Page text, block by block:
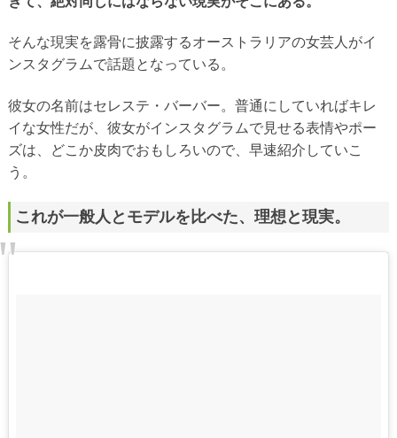
そんな現実を露骨に披露するオーストラリアの女芸人がイ
ンスタグラムで話題となっている。
彼女の名前はセレステ・バーバー。普通にしていればキレ
イな女性だが、彼女がインスタグラムで見せる表情やポー
ズは、どこか皮肉でおもしろいので、早速紹介していこ
う。
これが一般人とモデルを比べた、理想と現実。